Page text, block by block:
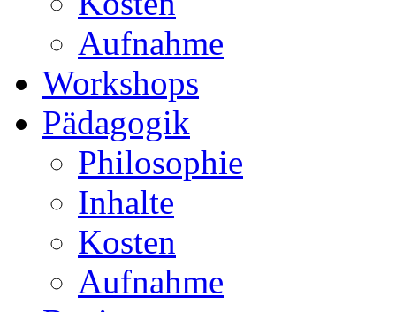
Aufnahme
Workshops
Pädagogik
Philosophie
Inhalte
Kosten
Aufnahme